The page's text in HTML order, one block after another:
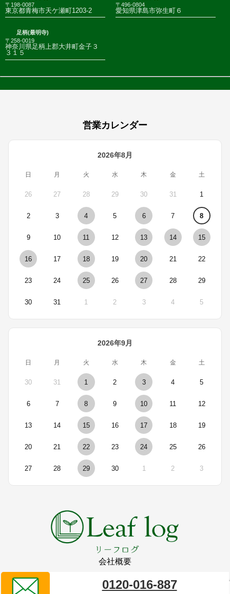
0120-016-887
〒198-0087
東京都青梅市天ケ瀬町1203-2
〒496-0804
愛知県津島市弥生町６
足柄(最明寺)
〒258-0019
神奈川県足柄上郡大井町金子３
３１５
営業カレンダー
2026年8月
日 月 火 水 木 金 土
26 27 28 29 30 31 1
2 3 4 5 6 7 8
9 10 11 12 13 14 15
16 17 18 19 20 21 22
23 24 25 26 27 28 29
30 31 1 2 3 4 5
2026年9月
日 月 火 水 木 金 土
30 31 1 2 3 4 5
6 7 8 9 10 11 12
13 14 15 16 17 18 19
20 21 22 23 24 25 26
27 28 29 30 1 2 3
会社概要
リーフログ販売代理店
タイプレイス株式会社